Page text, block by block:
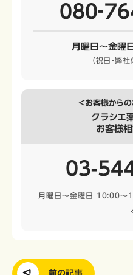
月曜日～金曜
（祝日・弊
＜お客様から
クラシエ
お客様
03-
月曜日～金曜日 10:00～
前の記事